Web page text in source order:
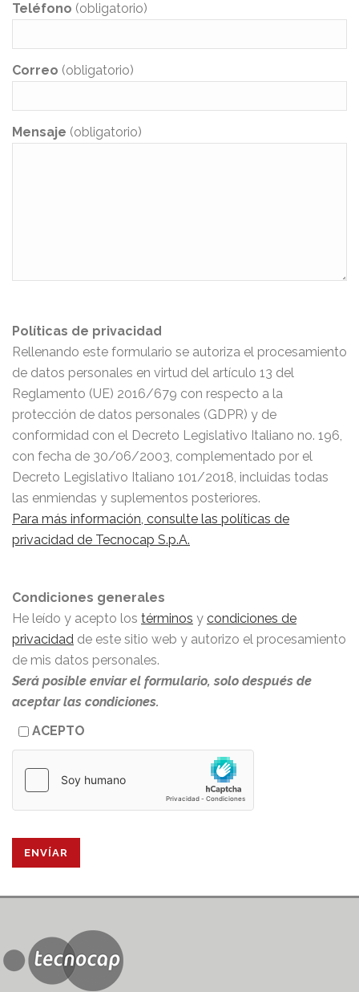
Teléfono (obligatorio)
Correo (obligatorio)
Mensaje (obligatorio)
Políticas de privacidad
Rellenando este formulario se autoriza el procesamiento
de datos personales en virtud del artículo 13 del
Reglamento (UE) 2016/679 con respecto a la
protección de datos personales (GDPR) y de
conformidad con el Decreto Legislativo Italiano no. 196,
con fecha de 30/06/2003, complementado por el
Decreto Legislativo Italiano 101/2018, incluidas todas
las enmiendas y suplementos posteriores.
Para más información, consulte las políticas de
privacidad de Tecnocap S.p.A.
Condiciones generales
He leído y acepto los términos y condiciones de
privacidad de este sitio web y autorizo el procesamiento
de mis datos personales.
Será posible enviar el formulario, solo después de
aceptar las condiciones.
ACEPTO